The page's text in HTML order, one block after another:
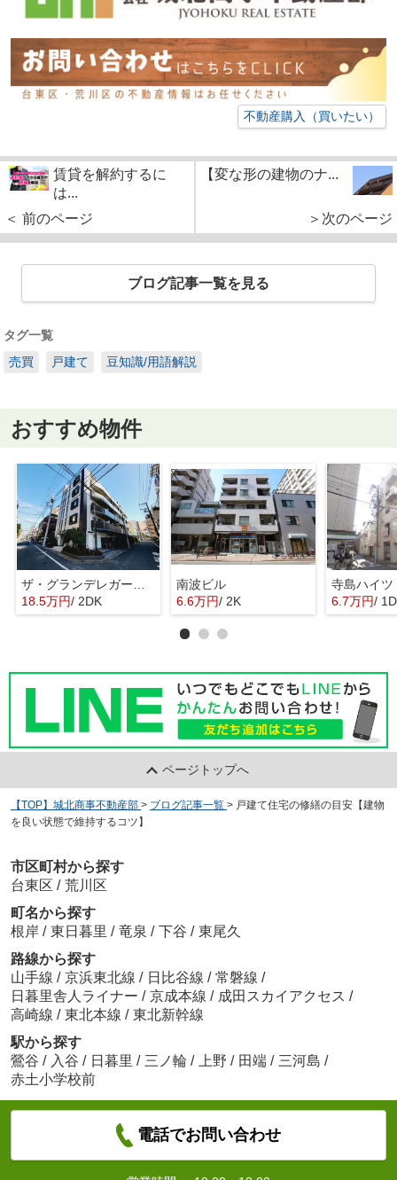
不動産購入（買いたい）
賃貸を解約するに
は...
＜ 前のページ
【変な形の建物のナ...
＞次のページ
ブログ記事一覧を見る
タグ一覧
売買
戸建て 豆知識/用語解説
おすすめ物件
18.5万円/ 2DK
南波ビル
6.6万円/ 2K
寺島ハイツ
6.7万円/
ページトップへ
【TOP】城北商事不動産部 > ブログ記事一覧 > 戸建て住宅の修繕の目安【建物
を良い状態で維持するコツ】
市区町村から探す
台東区 / 荒川区
町名から探す
根岸 / 東日暮里 / 竜泉 / 下谷 / 東尾久
路線から探す
山手線 / 京浜東北線 / 日比谷線 / 常磐線 /
日暮里舎人ライナー / 京成本線 / 成田スカイアクセス /
高崎線 / 東北本線 / 東北新幹線
駅から探す
鶯谷 / 入谷 / 日暮里 / 三ノ輪 / 上野 / 田端 / 三河島 /
赤土小学校前
電話でお問い合わせ